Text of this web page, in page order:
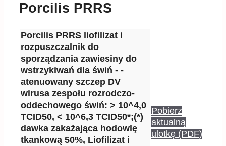
Porcilis PRRS
Porcilis PRRS liofilizat i
rozpuszczalnik do
sporządzania zawiesiny do
wstrzykiwań dla świń - -
atenuowany szczep DV
wirusa zespołu rozrodczo-
oddechowego świń: > 10^4,0
TCID50, < 10^6,3 TCID50*;(*)
dawka zakażająca hodowlę
tkankową 50%, Liofilizat i
Pobierz
aktualną
ulotkę (PDF)